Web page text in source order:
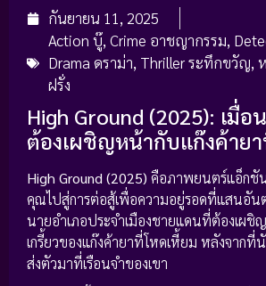
กันยายน 11, 2025
Action บู๊, Crime อาชญากรรม,
Drama ดราม่า, Thriller ระทึกขวัญ,
ฝรั่ง
High Ground (2025): เมื่อ
ต้องเผชิญหน้ากับแก๊งค้าย
High Ground (2025) คือภาพยนตร์แอ็กชั
คุณไปสู่การต่อสู้เพื่อความอยู่รอดที่แสนอันต
นายอำเภอประจำเมืองชายแดนที่ต้องเผชิ
เกรี้ยวของแก๊งค้ายาที่โหดเหี้ยม หลังจาก
ส่งตัวมาที่เรือนจำของเขา